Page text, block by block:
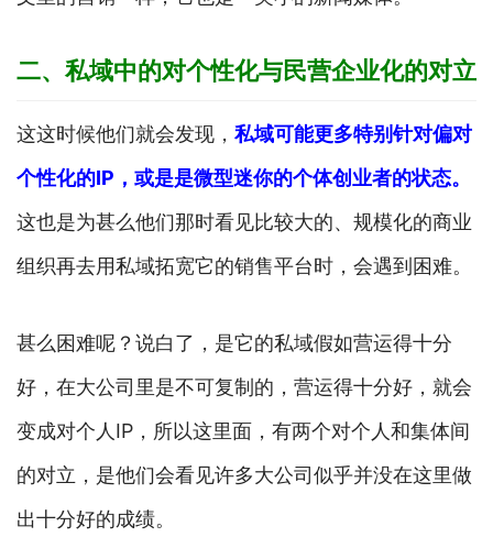
二、私域中的对个性化与民营企业化的对立
这这时候他们就会发现， 私域可能更多特别针对偏对
个性化的IP，或是是微型迷你的个体创业者的状态。
这也是为甚么他们那时看见比较大的、规模化的商业
组织再去用私域拓宽它的销售平台时，会遇到困难。
甚么困难呢？说白了，是它的私域假如营运得十分
好，在大公司里是不可复制的，营运得十分好，就会
变成对个人IP，所以这里面，有两个对个人和集体间
的对立，是他们会看见许多大公司似乎并没在这里做
出十分好的成绩。